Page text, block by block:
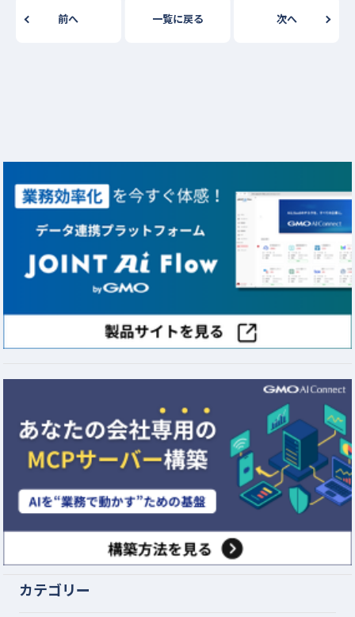
前へ 一覧に戻る 次へ
カテゴリー